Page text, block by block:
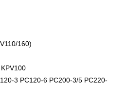
160)
3 PC120-6 PC200-3/5 PC220-